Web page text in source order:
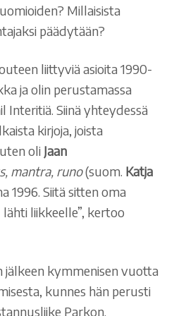
Millaisista
päädytään?
liittyviä asioita 1990-
ja olin perustamassa
Interitiä. Siinä yhteydessä
kirjoja, joista
oli Jaan
mantra, runo(suom. Katja
1996. Siitä sitten oma
liikkeelle”, kertoo
jälkeen kymmenisen vuotta
kunnes hän perusti
Parkon.